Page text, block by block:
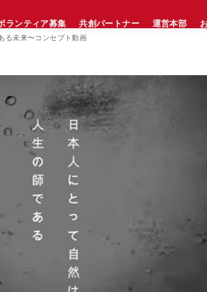
ランティア募集 共創パートナー 運営本部
る未来〜コンセプト動画